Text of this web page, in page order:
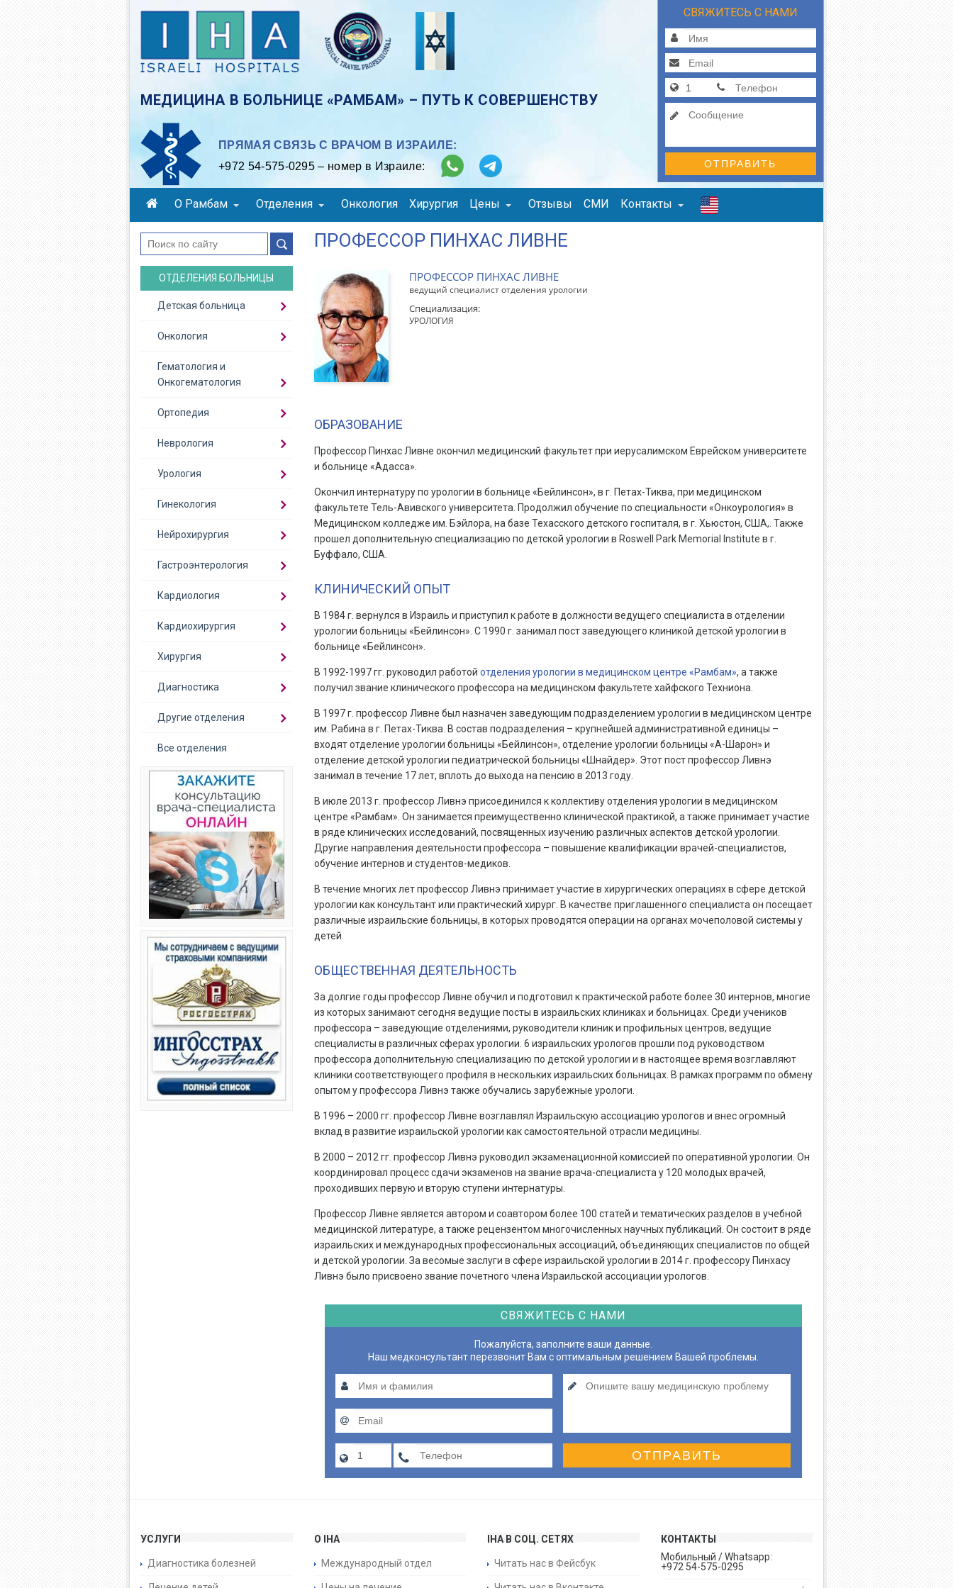
content
МЕДИЦИНА В БОЛЬНИЦЕ «РАМБАМ» – ПУТЬ К СОВЕРШЕНСТВУ
ПРЯМАЯ СВЯЗЬ С ВРАЧОМ В ИЗРАИЛЕ:
+972 54-575-0295 – номер в Израиле:
СВЯЖИТЕСЬ С НАМИ
ОТПРАВИТЬ
О Рамбам Отделения Онкология Хирургия Цены Отзывы СМИ Контакты
ПРОФЕССОР ПИНХАС ЛИВНЕ
ПРОФЕССОР ПИНХАС ЛИВНЕ
ведущий специалист отделения урологии
Специализация:
УРОЛОГИЯ
ОБРАЗОВАНИЕ
Профессор Пинхас Ливне окончил медицинский факультет при иерусалимском Еврейском университете
и больнице «Адасса».
Окончил интернатуру по урологии в больнице «Бейлинсон», в г. Петах-Тиква, при медицинском
факультете Тель-Авивского университета. Продолжил обучение по специальности «Онкоурология» в
Медицинском колледже им. Бэйлора, на базе Техасского детского госпиталя, в г. Хьюстон, США,. Также
прошел дополнительную специализацию по детской урологии в Roswell Park Memorial Institute в г.
Буффало, США.
КЛИНИЧЕСКИЙ ОПЫТ
В 1984 г. вернулся в Израиль и приступил к работе в должности ведущего специалиста в отделении
урологии больницы «Бейлинсон». С 1990 г. занимал пост заведующего клиникой детской урологии в
больнице «Бейлинсон».
В 1992-1997 гг. руководил работой отделения урологии в медицинском центре «Рамбам», а также
получил звание клинического профессора на медицинском факультете хайфского Техниона.
В 1997 г. профессор Ливне был назначен заведующим подразделением урологии в медицинском центре
им. Рабина в г. Петах-Тиква. В состав подразделения – крупнейшей административной единицы –
входят отделение урологии больницы «Бейлинсон», отделение урологии больницы «А-Шарон» и
отделение детской урологии педиатрической больницы «Шнайдер». Этот пост профессор Ливнэ
занимал в течение 17 лет, вплоть до выхода на пенсию в 2013 году.
В июле 2013 г. профессор Ливнэ присоединился к коллективу отделения урологии в медицинском
центре «Рамбам». Он занимается преимущественно клинической практикой, а также принимает участие
в ряде клинических исследований, посвященных изучению различных аспектов детской урологии.
Другие направления деятельности профессора – повышение квалификации врачей-специалистов,
обучение интернов и студентов-медиков.
В течение многих лет профессор Ливнэ принимает участие в хирургических операциях в сфере детской
урологии как консультант или практический хирург. В качестве приглашенного специалиста он посещает
различные израильские больницы, в которых проводятся операции на органах мочеполовой системы у
детей.
ОБЩЕСТВЕННАЯ ДЕЯТЕЛЬНОСТЬ
За долгие годы профессор Ливне обучил и подготовил к практической работе более 30 интернов, многие
из которых занимают сегодня ведущие посты в израильских клиниках и больницах. Среди учеников
профессора – заведующие отделениями, руководители клиник и профильных центров, ведущие
специалисты в различных сферах урологии. 6 израильских урологов прошли под руководством
профессора дополнительную специализацию по детской урологии и в настоящее время возглавляют
клиники соответствующего профиля в нескольких израильских больницах. В рамках программ по обмену
опытом у профессора Ливнэ также обучались зарубежные урологи.
В 1996 – 2000 гг. профессор Ливне возглавлял Израильскую ассоциацию урологов и внес огромный
вклад в развитие израильской урологии как самостоятельной отрасли медицины.
В 2000 – 2012 гг. профессор Ливнэ руководил экзаменационной комиссией по оперативной урологии. Он
координировал процесс сдачи экзаменов на звание врача-специалиста у 120 молодых врачей,
проходивших первую и вторую ступени интернатуры.
Профессор Ливне является автором и соавтором более 100 статей и тематических разделов в учебной
медицинской литературе, а также рецензентом многочисленных научных публикаций. Он состоит в ряде
израильских и международных профессиональных ассоциаций, объединяющих специалистов по общей
и детской урологии. За весомые заслуги в сфере израильской урологии в 2014 г. профессору Пинхасу
Ливнэ было присвоено звание почетного члена Израильской ассоциации урологов.
СВЯЖИТЕСЬ С НАМИ
Пожалуйста, заполните ваши данные.
Наш медконсультант перезвонит Вам с оптимальным решением Вашей проблемы.
ОТПРАВИТЬ
поиск
ОТДЕЛЕНИЯ БОЛЬНИЦЫ
Детская больница
Онкология
Гематология и
Онкогематология
Ортопедия
Неврология
Урология
Гинекология
Нейрохирургия
Гастроэнтерология
Кардиология
Кардиохирургия
Хирургия
Диагностика
Другие отделения
Все отделения
УСЛУГИ
Диагностика болезней
О IHA
Международный отдел
IHA В СОЦ. СЕТЯХ
Читать нас в Фейсбук
КОНТАКТЫ
Мобильный / Whatsapp:
+972 54-575-0295